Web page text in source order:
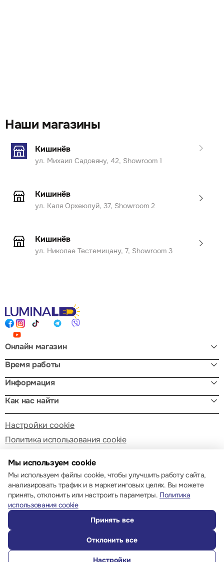
Наши магазины
Кишинёв
ул. Михаил Садовяну, 42, Showroom 1
Кишинёв
ул. Каля Орхеюлуй, 37, Showroom 2
Кишинёв
ул. Николае Тестемицану, 7, Showroom 3
Онлайн магазин
Время работы
Информация
Как нас найти
Настройки cookie
Политика использования cookie
© 2013 – 2026 ECOM
Мы используем cookie
Мы используем файлы cookie, чтобы улучшить работу сайта,
анализировать трафик и в маркетинговых целях. Вы можете
принять, отклонить или настроить параметры. Политика
использования cookie
Принять все
Отклонить все
Настройки